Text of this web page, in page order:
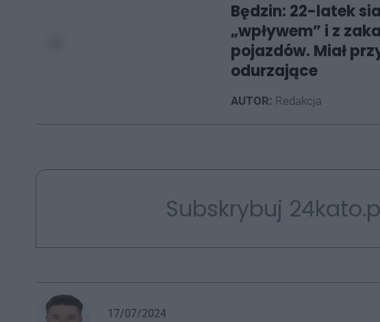
Będzin: 22-latek
„wpływem” i z
pojazdów. Miał
odurzające
AUTOR: Redakcja
Subskrybuj
17/07/2024